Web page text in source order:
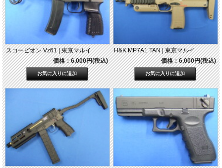
スコーピオン Vz61 | 東京マルイ
価格：6,000円(税込)
H&K MP7A1 TAN | 東京マルイ
価格：6,000円(税込)